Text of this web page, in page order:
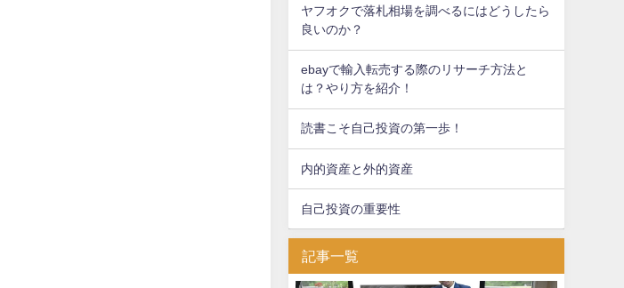
ヤフオクで落札相場を調べるにはどうしたら
良いのか？
ebayで輸入転売する際のリサーチ方法と
は？やり方を紹介！
読書こそ自己投資の第一歩！
内的資産と外的資産
自己投資の重要性
記事一覧